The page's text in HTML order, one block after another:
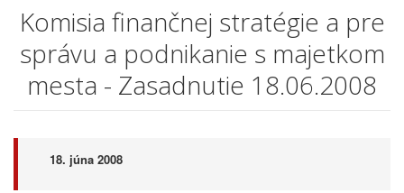
Komisia finančnej stratégie a pre
správu a podnikanie s majetkom
mesta - Zasadnutie 18.06.2008
18. júna 2008